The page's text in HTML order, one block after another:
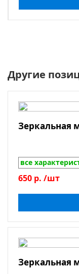
Другие
Зеркальная
все
650 р. /шт
Зеркальная